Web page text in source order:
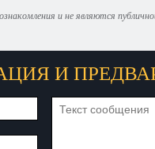
и не являются
И